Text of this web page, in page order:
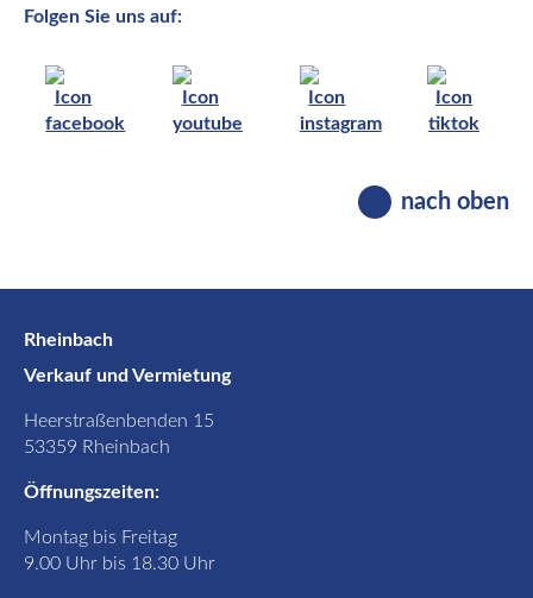
Folgen Sie uns auf:
nach oben
Rheinbach
Verkauf und Vermietung
Heerstraßenbenden 15
53359 Rheinbach
Öffnungszeiten:
Montag bis Freitag
9.00 Uhr bis 18.30 Uhr